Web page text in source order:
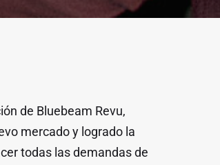
de Bluebeam Revu,
mercado y logrado la
todas las demandas de